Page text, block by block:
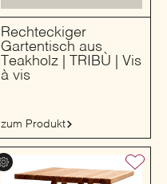
Rechteckiger
Gartentisch aus
Teakholz | TRIBÙ | Vis
à vis
zum Produkt